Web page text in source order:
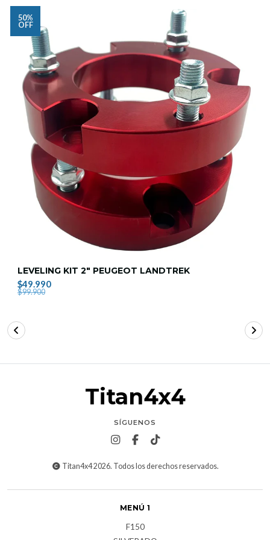
50%
OFF
LEVELING KIT 2" PEUGEOT LANDTREK
$49.990
$99.900
Titan4x4
SÍGUENOS
Titan4x4 2026. Todos los derechos reservados.
MENÚ 1
F150